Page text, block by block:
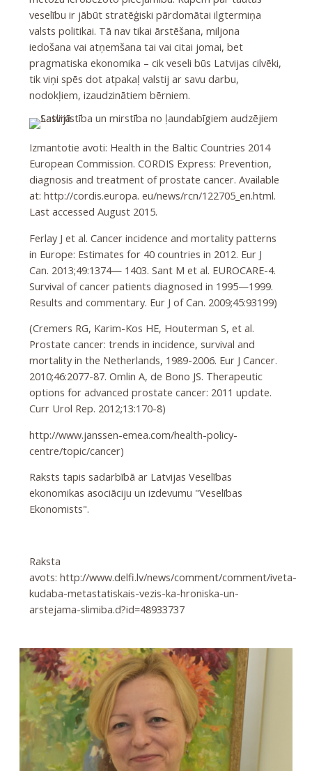
veselību ir jābūt stratēģiski pārdomātai ilgtermiņa
valsts politikai. Tā nav tikai ārstēšana, miljona
iedošana vai atņemšana tai vai citai jomai, bet
pragmatiska ekonomika – cik veseli būs Latvijas cilvēki,
tik viņi spēs dot atpakaļ valstij ar savu darbu,
nodokļiem, izaudzinātiem bērniem.
Izmantotie avoti: Health in the Baltic Countries 2014
European Commission. CORDIS Express: Prevention,
diagnosis and treatment of prostate cancer. Available
at: http://cordis.europa. eu/news/rcn/122705_en.html.
Last accessed August 2015.
Ferlay J et al. Cancer incidence and mortality patterns
in Europe: Estimates for 40 countries in 2012. Eur J
Can. 2013;49:1374— 1403. Sant M et al. EUROCARE-4.
Survival of cancer patients diagnosed in 1995—1999.
Results and commentary. Eur J of Can. 2009;45:93199)
(Cremers RG, Karim-Kos HE, Houterman S, et al.
Prostate cancer: trends in incidence, survival and
mortality in the Netherlands, 1989-2006. Eur J Cancer.
2010;46:2077-87. Omlin A, de Bono JS. Therapeutic
options for advanced prostate cancer: 2011 update.
Curr Urol Rep. 2012;13:170-8)
http://www.janssen-emea.com/health-policy-
centre/topic/cancer)
Raksts tapis sadarbībā ar Latvijas Veselības
ekonomikas asociāciju un izdevumu "Veselības
Ekonomists".
Raksta
avots:http://www.delfi.lv/news/comment/comment/iveta-
kudaba-metastatiskais-vezis-ka-hroniska-un-
arstejama-slimiba.d?id=48933737